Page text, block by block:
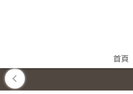
首頁